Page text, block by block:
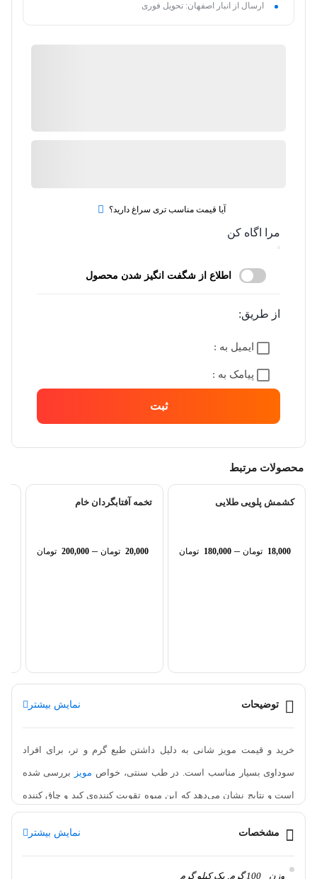
ارسال از انبار اصفهان: تحویل فوری
آیا قیمت مناسب تری سراغ دارید؟
مرا اگاه کن
اطلاع از شگفت انگیز شدن محصول
از طریق:
ایمیل به :
پیامک به :
ثبت
محصولات مرتبط
کشمش پلویی طلایی
18,000 تومان–
180,000 تومان
تخمه آفتابگردان خام
20,000 تومان–
200,000 تومان
توضیحات نمایش بیشتر
خرید و قیمت مویز شانی به دلیل داشتن طبع گرم و تر، برای افراد
سوداوی بسیار مناسب است. در طب سنتی، خواص مویز بررسی شده
است و نتایج نشان می‌دهد که این میوه تقویت کننده‌ی کبد و چاق کننده
میل جنسی باشد. این میوه همچنین به عنوان یک غذا هضم کننده، گرم
مشخصات نمایش بیشتر
وزن 100 گرم, یک کیلو گرم